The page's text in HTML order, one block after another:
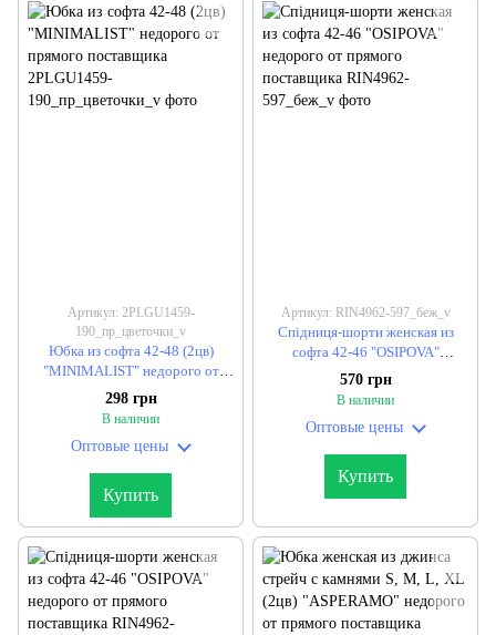
Артикул: 2PLGU1459-
190_пр_цветочки_v
Юбка из софта 42-48 (2цв)
"MINIMALIST" недорого от
прямого поставщика
298 грн
В наличии
Оптовые цены
Купить
Артикул: RIN4962-597_беж_v
Спідниця-шорти женская из
софта 42-46 "OSIPOVA"
недорого от прямого
поставщика
570 грн
В наличии
Оптовые цены
Купить